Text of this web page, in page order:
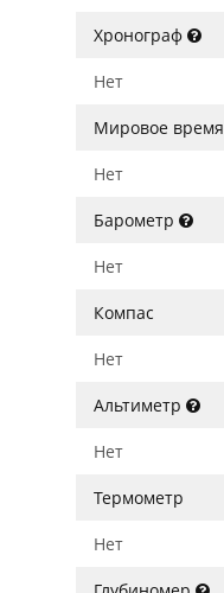
Хронограф
Нет
Мировое время
Нет
Барометр
Нет
Компас
Нет
Альтиметр
Нет
Термометр
Нет